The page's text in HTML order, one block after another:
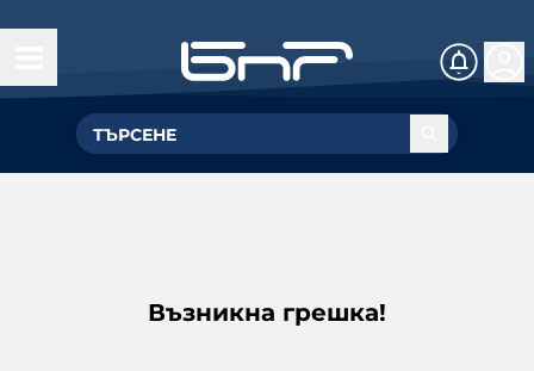
Възникна грешка!